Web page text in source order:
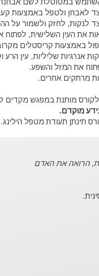
במטוטלת לשם אבחנה
לאבחן ולטפל באמצעות
לנקות, לחזק ולשמור על
את העין השלישית,
באמצעות קריסטלים
אנרגיות שליליות, עין הרע
את המזל והשפע.
מרתקים אחרים.
מותנת במפגש מקדים
מוקדם.
תינתן תעודת מטפל הילינג.
הרואה את האדם